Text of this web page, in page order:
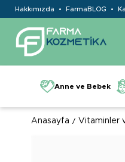
Hakkımızda FarmaBLOG
Anne ve Bebek
Anasayfa Vitaminler